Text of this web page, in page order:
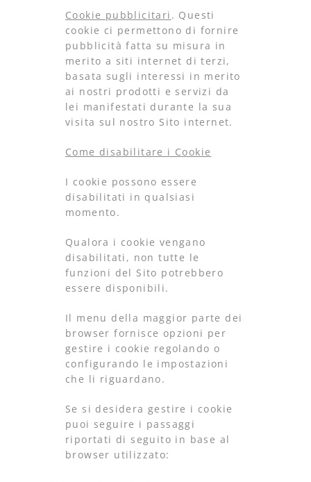
Cookie pubblicitari . Questi
cookie ci permettono di fornire
pubblicità fatta su misura in
merito a siti internet di terzi,
basata sugli interessi in merito
ai nostri prodotti e servizi da
lei manifestati durante la sua
visita sul nostro Sito internet.
Come disabilitare i Cookie
I cookie possono essere
disabilitati in qualsiasi
momento.
Qualora i cookie vengano
disabilitati, non tutte le
funzioni del Sito potrebbero
essere disponibili.
Il menu della maggior parte dei
browser fornisce opzioni per
gestire i cookie regolando o
configurando le impostazioni
che li riguardano.
Se si desidera gestire i cookie
puoi seguire i passaggi
riportati di seguito in base al
browser utilizzato: